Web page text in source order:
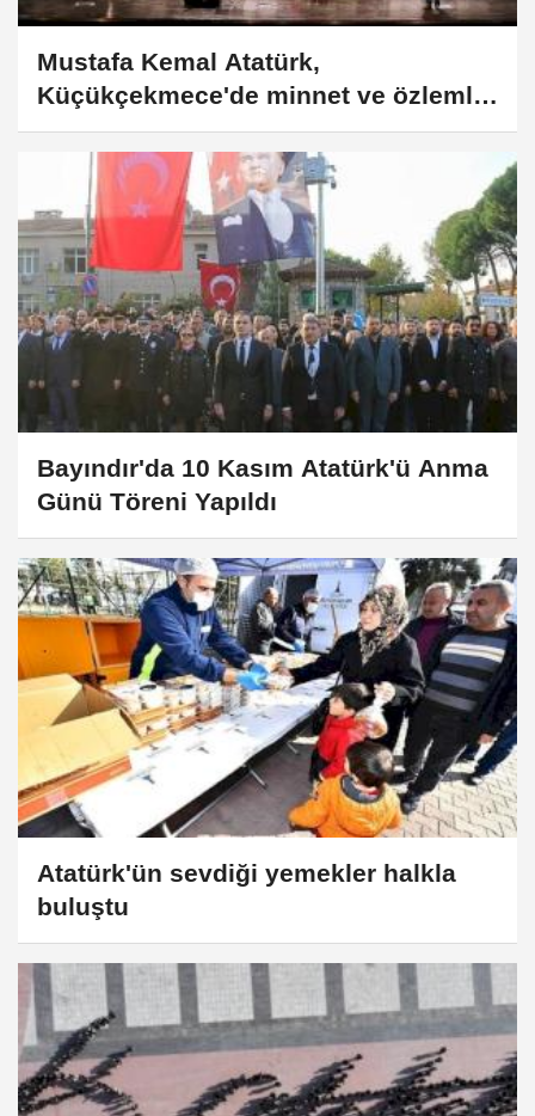
Mustafa Kemal Atatürk,
Küçükçekmece'de minnet ve özlemle
anıldı
Bayındır'da 10 Kasım Atatürk'ü Anma
Günü Töreni Yapıldı
Atatürk'ün sevdiği yemekler halkla
buluştu